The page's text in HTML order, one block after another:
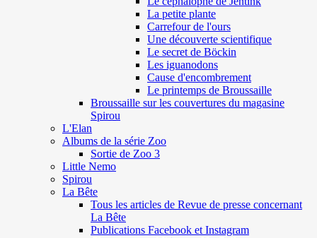
La petite plante
Carrefour de l'ours
Une découverte scientifique
Le secret de Böckin
Les iguanodons
Cause d'encombrement
Le printemps de Broussaille
Broussaille sur les couvertures du magasine
Spirou
L'Elan
Albums de la série Zoo
Sortie de Zoo 3
Little Nemo
Spirou
La Bête
Tous les articles de Revue de presse concernant
La Bête
Publications Facebook et Instagram